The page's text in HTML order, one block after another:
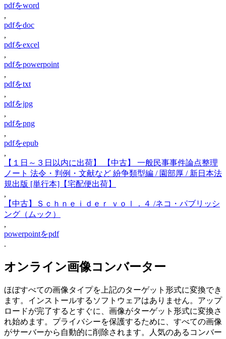
pdfをword
,
pdfをdoc
,
pdfをexcel
,
pdfをpowerpoint
,
pdfをtxt
,
pdfをjpg
,
pdfをpng
,
pdfをepub
,
【１日～３日以内に出荷】 【中古】 一般民事事件論点整理
ノート 法令・判例・文献など 紛争類型編 / 園部厚 / 新日本法
規出版 [単行本]【宅配便出荷】
,
【中古】Ｓｃｈｎｅｉｄｅｒ ｖｏｌ．４ /ネコ・パブリッシ
ング（ムック）
,
powerpointをpdf
.
オンライン画像コンバーター
ほぼすべての画像タイプを上記のターゲット形式に変換でき
ます。インストールするソフトウェアはありません。アップ
ロードが完了するとすぐに、画像がターゲット形式に変換さ
れ始めます。プライバシーを保護するために、すべての画像
がサーバーから自動的に削除されます。人気のあるコンバー